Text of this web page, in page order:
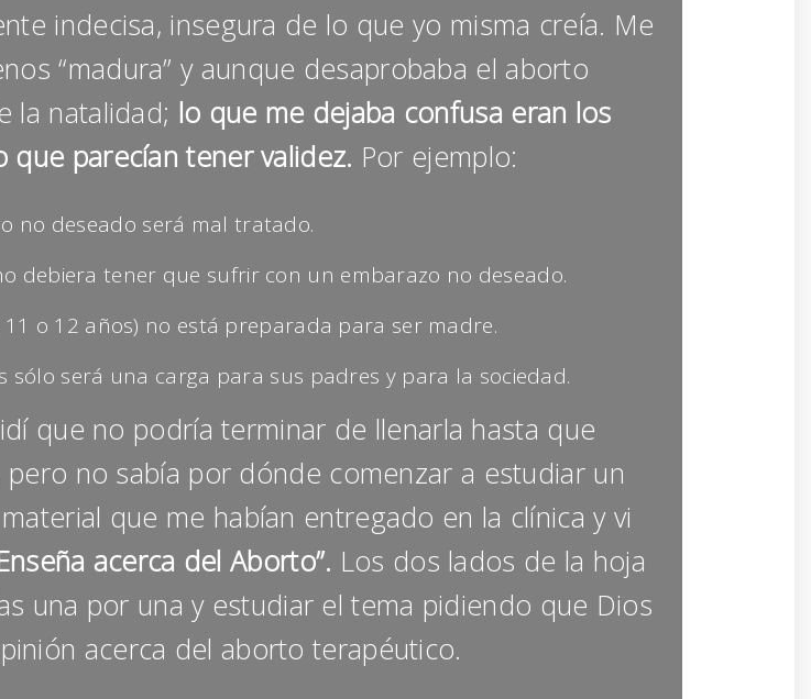
indecisa, insegura de lo que yo misma creía. Me
“madura” y aunque desaprobaba el aborto
la natalidad; lo que me dejaba confusa eran los
parecían tener validez. Por ejemplo:
no deseado será mal tratado.
debiera tener que sufrir con un embarazo no deseado.
11 o 12 años) no está preparada para ser madre.
sólo será una carga para sus padres y para la sociedad.
no podría terminar de llenarla hasta que
no sabía por dónde comenzar a estudiar un
que me habían entregado en la clínica y vi
acerca del Aborto”. Los dos lados de la hoja
una por una y estudiar el tema pidiendo que Dios
acerca del aborto terapéutico.